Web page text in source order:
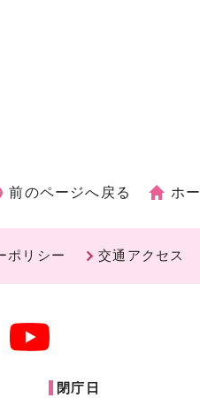
前のページへ戻る ホ
ポリシー 交通アクセス
閉庁日